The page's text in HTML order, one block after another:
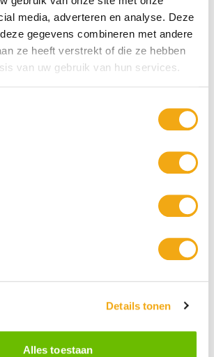
media, adverteren en analyse. Deze
gegevens combineren met andere
ze heeft verstrekt of die ze hebben
van uw gebruik van hun services.
Details tonen
Alles toestaan
steekduif op een marmeren sokkel